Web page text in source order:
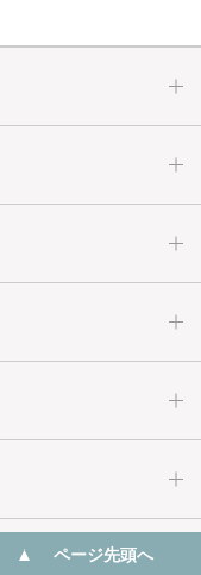
ページ先頭へ